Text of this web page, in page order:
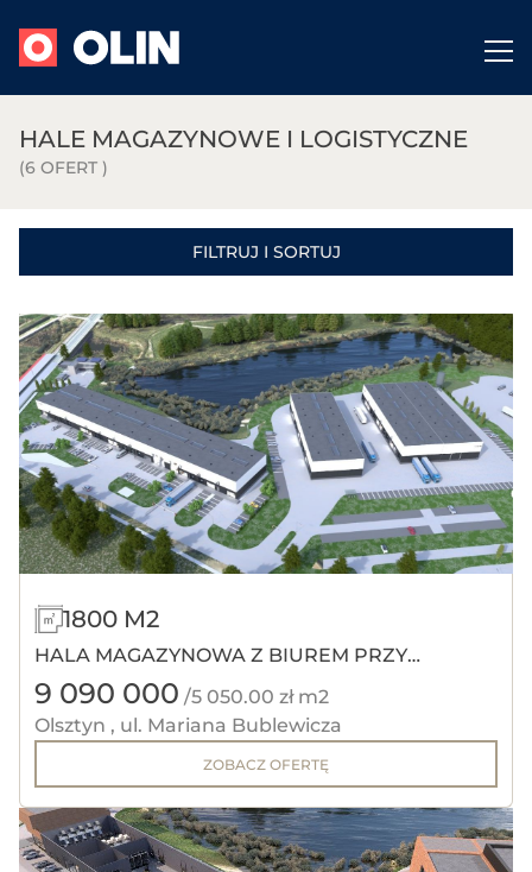
HALE MAGAZYNOWE I LOGISTYCZNE
(6 OFERT )
FILTRUJ I SORTUJ
1800 M2
HALA MAGAZYNOWA Z BIUREM PRZY
OBWODNICY
9 090 000 /5 050.00 zł m2
Olsztyn , ul. Mariana Bublewicza
ZOBACZ OFERTĘ